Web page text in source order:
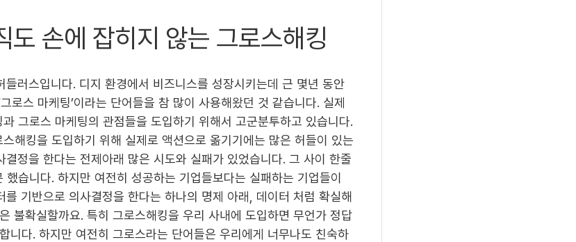
도 손에 잡히지 않는 그로스해킹
러스입니다. 디지 환경에서 비즈니스를 성장시키는데 근 몇년 동안
로스 마케팅’이라는 단어들을 참 많이 사용해왔던 것 같습니다. 실제
그로스 마케팅의 관점들을 도입하기 위해서 고군분투하고 있습니다.
해킹을 도입하기 위해 실제로 액션으로 옮기기에는 많은 허들이 있는
정을 한다는 전제아래 많은 시도와 실패가 있었습니다. 그 사이 한줄
습니다. 하지만 여전히 성공하는 기업들보다는 실패하는 기업들이
기반으로 의사결정을 한다는 하나의 명제 아래, 데이터 처럼 확실해
불확실할까요. 특히 그로스해킹을 우리 사내에 도입하면 무언가 정답
니다. 하지만 여전히 그로스라는 단어들은 우리에게 너무나도 친숙하